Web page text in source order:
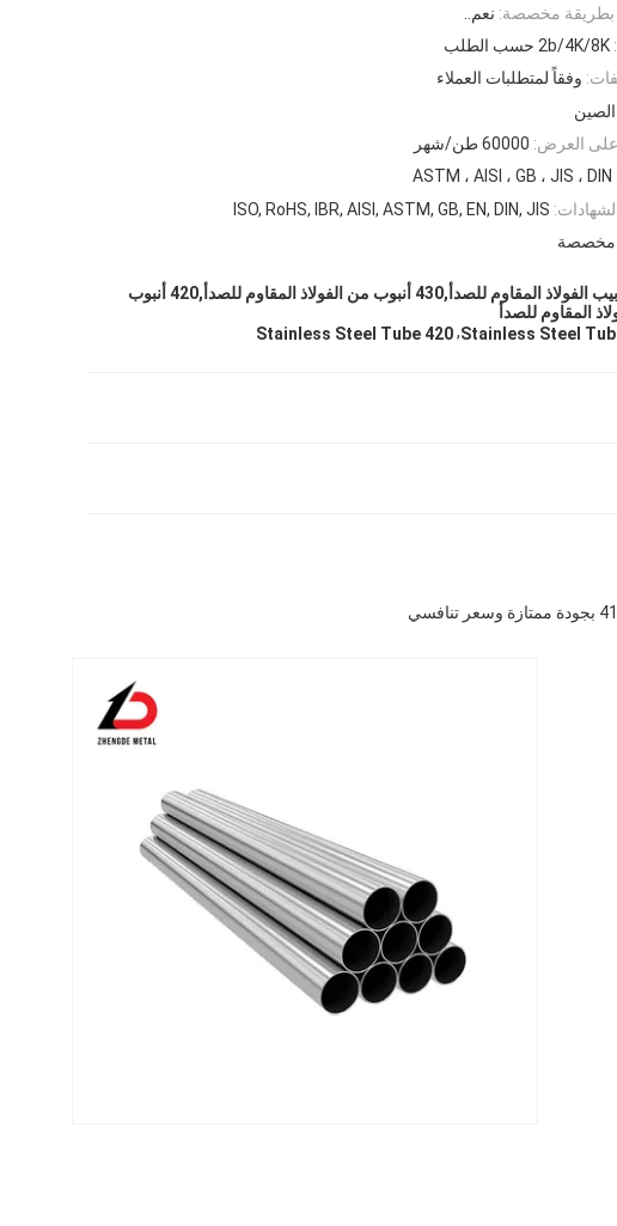
بطريقة مخصصة: نعم..
2b/4K/8K حسب الطلب
وفقاً لمتطلبات العملاء
الصين
على العرض: 60000 طن/شهر
ASTM ، AISI ، GB ، JIS ، DIN
ISO, RoHS, IBR, AISI, ASTM, GB, EN, DIN, JIS
مخصصة
410 أنابيب الفولاذ المقاوم للصدأ,430 أنبوب من الفولاذ المقاوم للصدأ,420 أنبوب
المقاوم للصدأ
,
420 Stainless Steel Tube